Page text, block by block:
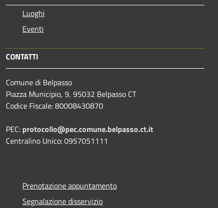
Luoghi
Eventi
CONTATTI
Comune di Belpasso
Piazza Municipio, 9, 95032 Belpasso CT
Codice Fiscale: 80008430870
PEC: protocollo@pec.comune.belpasso.ct.it
Centralino Unico: 0957051111
Prenotazione appuntamento
Segnalazione disservizio